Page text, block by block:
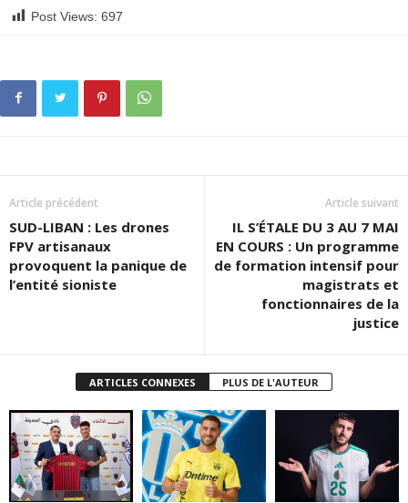
Post Views: 697
Article précédent
SUD-LIBAN : Les drones
FPV artisanaux
provoquent la panique de
l’entité sioniste
Article suivant
IL S’ÉTALE DU 3 AU 7 MAI
EN COURS : Un programme
de formation intensif pour
magistrats et
fonctionnaires de la
justice
ARTICLES CONNEXES PLUS DE L'AUTEUR